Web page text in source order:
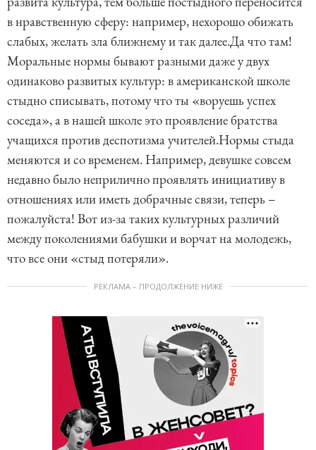
в нравственную сферу: например, нехорошо обижать
слабых, желать зла ближнему и так далее.Да что там!
Моральные нормы бывают разными даже у двух
одинаково развитых культур: в американской школе
стыдно списывать, потому что ты «воруешь успех
соседа», а в нашей школе это проявление братства
учащихся против деспотизма учителей.Нормы стыда
меняются и со временем. Например, девушке совсем
недавно было неприлично проявлять инициативу в
отношениях или иметь добрачные связи, теперь –
пожалуйста! Вот из-за таких культурных различий
между поколениями бабушки и ворчат на молодежь,
что все они «стыд потеряли».
РЕКЛАМА – ПРОДОЛЖЕНИЕ НИЖЕ